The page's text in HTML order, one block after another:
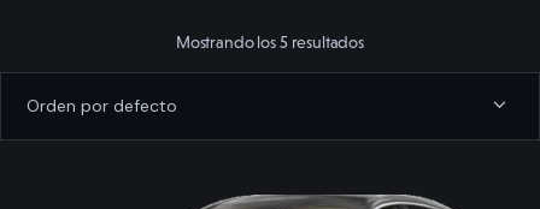
Nosotros
Flota
Mostrando los 5 resultados